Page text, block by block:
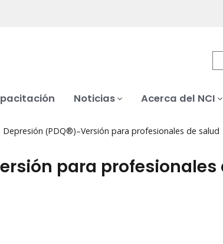
Noticias Acerca del NCI
Depresión (PDQ®)–Versión para profesionales de salud
para profesionales